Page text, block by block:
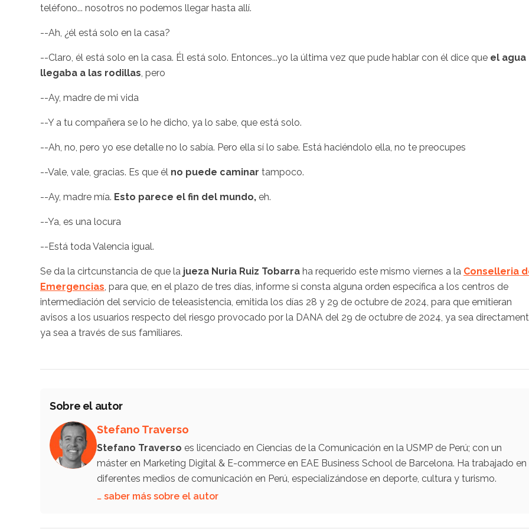
teléfono... nosotros no podemos llegar hasta allí.
--Ah, ¿él está solo en la casa?
--Claro, él está solo en la casa. Él está solo. Entonces...yo la última vez que pude hablar con él dice que el agua
llegaba a las rodillas, pero
--Ay, madre de mi vida
--Y a tu compañera se lo he dicho, ya lo sabe, que está solo.
--Ah, no, pero yo ese detalle no lo sabía. Pero ella sí lo sabe. Está haciéndolo ella, no te preocupes
--Vale, vale, gracias. Es que él no puede caminar tampoco.
--Ay, madre mía. Esto parece el fin del mundo, eh.
--Ya, es una locura
--Está toda Valencia igual.
Se da la cirtcunstancia de que la jueza Nuria Ruiz Tobarra ha requerido este mismo viernes a la Conselleria
Emergencias, para que, en el plazo de tres días, informe si consta alguna orden específica a los centros de
intermediación del servicio de teleasistencia, emitida los días 28 y 29 de octubre de 2024, para que emitieran
avisos a los usuarios respecto del riesgo provocado por la DANA del 29 de octubre de 2024, ya sea
ya sea a través de sus familiares.
Sobre el autor
Stefano Traverso
Stefano Traverso es licenciado en Ciencias de la Comunicación en la USMP de Perú; con un
máster en Marketing Digital & E-commerce en EAE Business School de Barcelona. Ha trabajado en
diferentes medios de comunicación en Perú, especializándose en deporte, cultura y turismo.
… saber más sobre el autor